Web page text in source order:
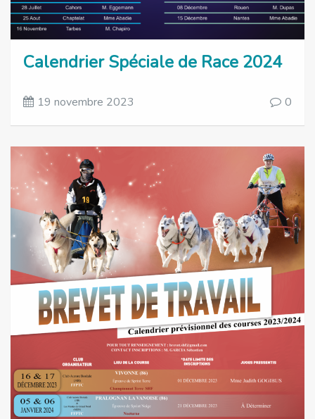
Calendrier Spéciale de Race 2024
19 novembre 2023 0